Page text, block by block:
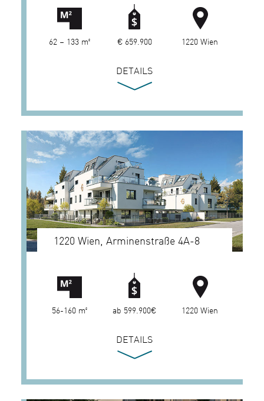
62 – 133 m² € 659.900 1220 Wien
DETAILS
1220 Wien, Arminenstraße 4A-8
56-160 m² ab 599.900€ 1220 Wien
DETAILS